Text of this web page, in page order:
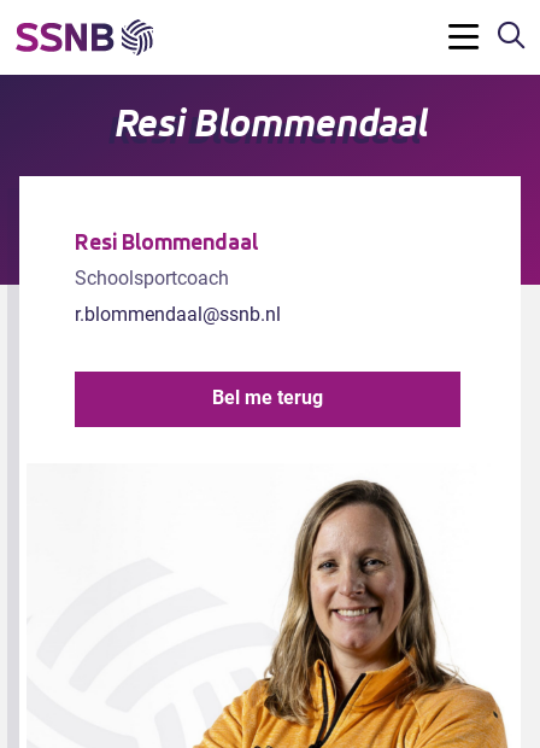
Resi Blommendaal
Resi Blommendaal
Schoolsportcoach
r.blommendaal@ssnb.nl
Bel me terug